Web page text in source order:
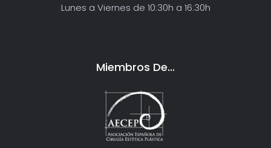
Lunes a Viernes de 10:30h a 16:30h
Miembros De…